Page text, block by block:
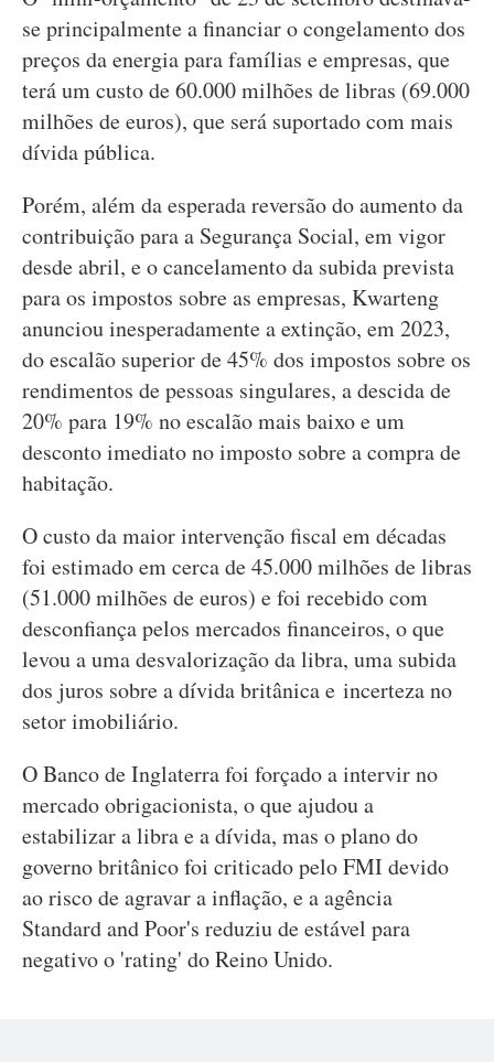
se principalmente a financiar o congelamento dos
preços da energia para famílias e empresas, que
terá um custo de 60.000 milhões de libras (69.000
milhões de euros), que será suportado com mais
dívida pública.
Porém, além da esperada reversão do aumento da
contribuição para a Segurança Social, em vigor
desde abril, e o cancelamento da subida prevista
para os impostos sobre as empresas, Kwarteng
anunciou inesperadamente a extinção, em 2023,
do escalão superior de 45% dos impostos sobre os
rendimentos de pessoas singulares, a descida de
20% para 19% no escalão mais baixo e um
desconto imediato no imposto sobre a compra de
habitação.
O custo da maior intervenção fiscal em décadas
foi estimado em cerca de 45.000 milhões de libras
(51.000 milhões de euros) e foi recebido com
desconfiança pelos mercados financeiros, o que
levou a uma desvalorização da libra, uma subida
dos juros sobre a dívida britânica e incerteza no
setor imobiliário.
O Banco de Inglaterra foi forçado a intervir no
mercado obrigacionista, o que ajudou a
estabilizar a libra e a dívida, mas o plano do
governo britânico foi criticado pelo FMI devido
ao risco de agravar a inflação, e a agência
Standard and Poor's reduziu de estável para
negativo o 'rating' do Reino Unido.